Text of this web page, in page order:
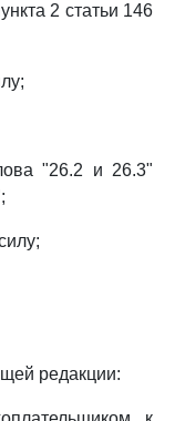
2 статьи 146
"26.2 и 26.3"
редакции: